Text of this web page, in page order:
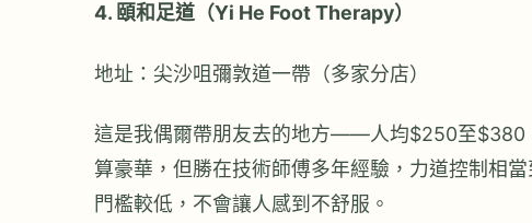
4. 頤和足道（Yi He Foot Therapy）
地址：尖沙咀彌敦道一帶（多家分店）
這是我偶爾帶朋友去的地方——人均$250至$380
算豪華，但勝在技術師傅多年經驗，力道控制相
門檻較低，不會讓人感到不舒服。